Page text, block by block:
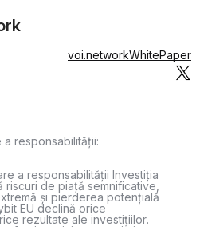
voi.networkWhitePaper
responsabilității:
a responsabilității Investiția
de piață semnificative,
și pierderea potențială
EU declină orice
rezultate ale investițiilor.